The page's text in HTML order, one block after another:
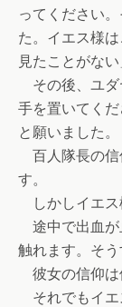
ってください
た。イエス様
見たことがない
その後、ユダ
手を置いてく
と願いました。
百人隊長の信
す。
しかしイエス
途中で出血が
触れます。そう
彼女の信仰は
それでもイエ